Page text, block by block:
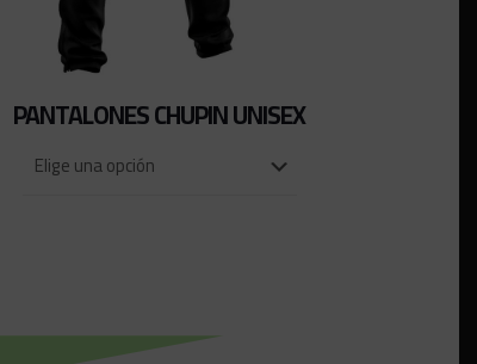
PANTALONES CHUPIN UNISEX